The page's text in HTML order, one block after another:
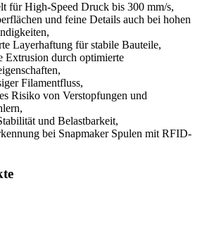
für High-Speed Druck bis 300 mm/s,
und feine Details auch bei hohen
Layerhaftung für stabile Bauteile,
Extrusion durch optimierte
Filamentfluss,
Risiko von Verstopfungen und
und Belastbarkeit,
bei Snapmaker Spulen mit RFID-